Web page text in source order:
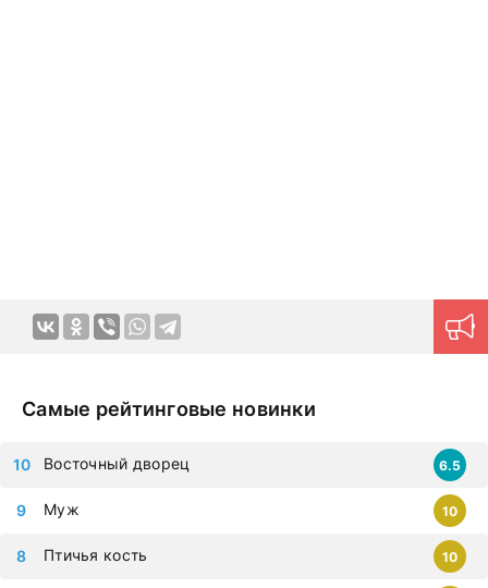
Самые рейтинговые новинки
Птичья кость 10
Муж 10
Восточный дворец 6.5